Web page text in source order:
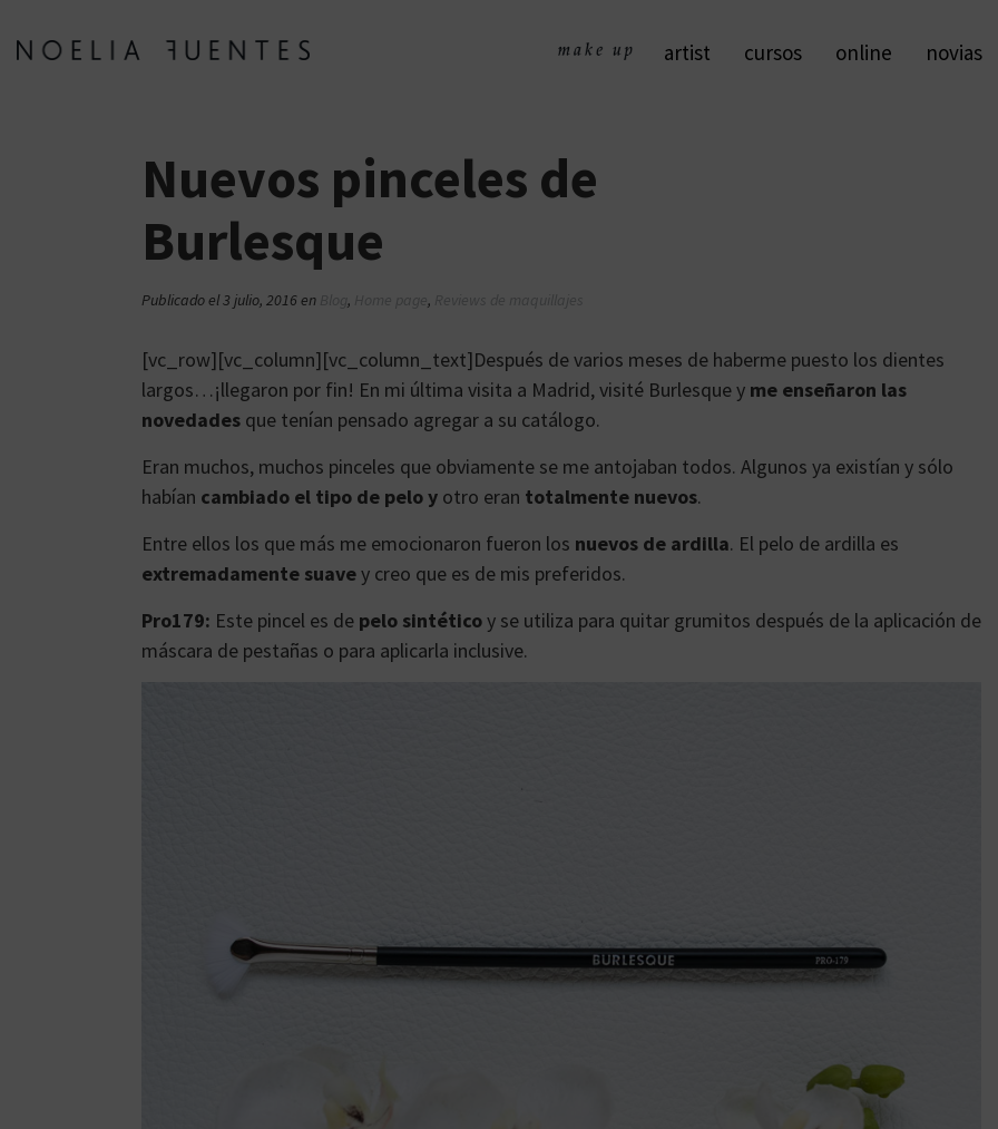
artist cursos online novias
Nuevos pinceles de
Burlesque
Publicado el3 julio, 2016 en , ,
[vc_row][vc_column][vc_column_text]Después de varios meses de haberme puesto los dientes
largos…¡llegaron por fin! En mi última visita a Madrid, visité Burlesque y me enseñaron las
novedades que tenían pensado agregar a su catálogo.
Eran muchos, muchos pinceles que obviamente se me antojaban todos. Algunos ya existían y sólo
habían cambiado el tipo de peloy otro eran totalmente nuevos.
Entre ellos los que más me emocionaron fueron los nuevos de ardilla. El pelo de ardilla es
extremadamente suavey creo que es de mis preferidos.
Pro179: Este pincel es de pelo sintéticoy se utiliza para quitar grumitos después de la aplicación de
máscara de pestañas o para aplicarla inclusive.